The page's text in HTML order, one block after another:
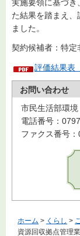
実施要領に基づき
た結果を踏まえ
ました。
契約候補者：特定
評価結果表
お問い合わせ
市民生活部環境
電話番号：
ファクス番号
ホーム > くらし >
資源回収拠点管理